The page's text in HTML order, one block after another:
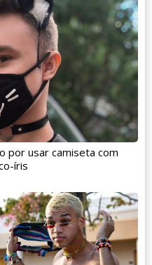
por usar camiseta com
íris